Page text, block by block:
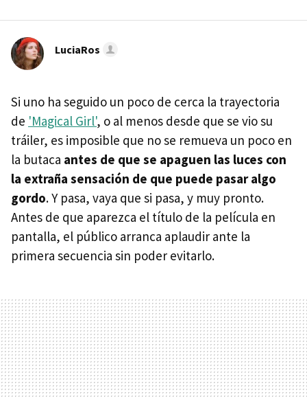
LuciaRos
Si uno ha seguido un poco de cerca la trayectoria
de 'Magical Girl', o al menos desde que se vio su
tráiler, es imposible que no se remueva un poco en
la butaca antes de que se apaguen las luces con
la extraña sensación de que puede pasar algo
gordo. Y pasa, vaya que si pasa, y muy pronto.
Antes de que aparezca el título de la película en
pantalla, el público arranca aplaudir ante la
primera secuencia sin poder evitarlo.